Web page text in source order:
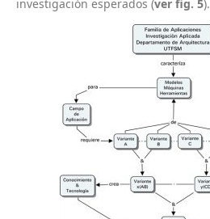
investigación esperados (ver fig. 5).